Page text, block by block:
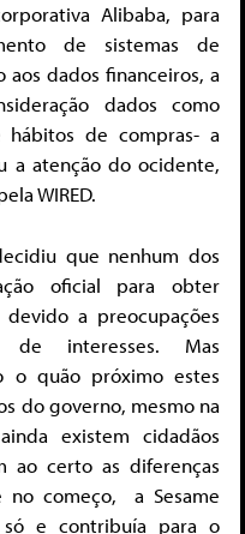
Alibaba, para
de sistemas de
dados financeiros, a
dados como
hábitos de compras- a
a atenção do ocidente,
WIRED.
que nenhum dos
oficial para obter
a preocupações
de interesses. Mas
o quão próximo estes
do governo, mesmo na
existem cidadãos
ao certo as diferenças
no começo, a Sesame
e contribuía para o